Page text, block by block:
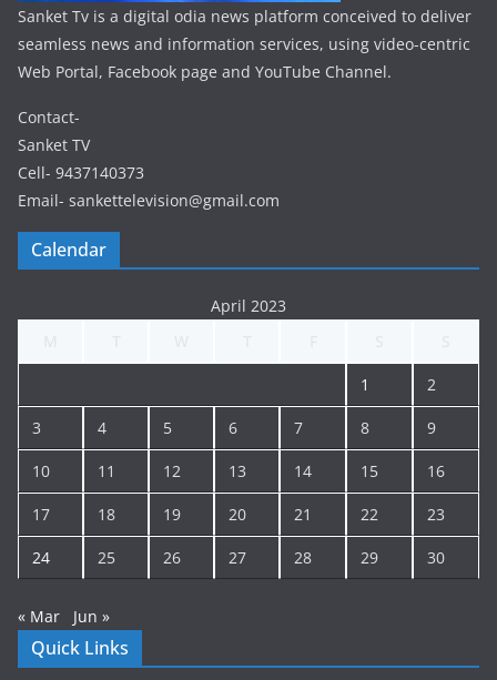
Sanket Tv is a digital odia news platform conceived to deliver
seamless news and information services, using video-centric
Web Portal, Facebook page and YouTube Channel.
Contact-
Sanket TV
Cell- 9437140373
Email- sankettelevision@gmail.com
Calendar
April 2023
1 2
3 4 5 6 7 8 9
10 11 12 13 14 15 16
17 18 19 20 21 22 23
24 25 26 27 28 29 30
« Mar Jun »
Quick Links